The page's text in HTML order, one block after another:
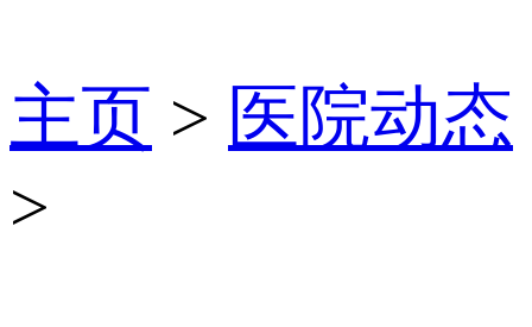
主页 > 医院动态
>